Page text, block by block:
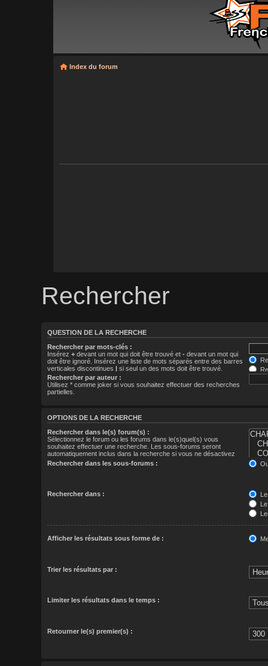
Index du forum
Rechercher
QUESTION DE LA RECHERCHE
Rechercher par mots-clés :
Insérez +devant un mot qui doit être trouvé et -devant un mot qui
doit être ignoré. Insérez une liste de mots séparés entre des barres
verticales discontinues |si seul un des mots doit être trouvé.
Utilisez * comme joker si vous souhaitez effectuer des recherches
partielles.
Rechercher par auteur :
Utilisez * comme joker si vous souhaitez effectuer des recherches
partielles.
OPTIONS DE LA RECHERCHE
Rechercher dans le(s) forum(s) :
Sélectionnez le forum ou les forums dans le(s)quel(s) vous
souhaitez effectuer une recherche. Les sous-forums seront
automatiquement inclus dans la recherche si vous ne désactivez
pas l’option « Rechercher dans les sous-forums » affichée ci-
Rechercher dans les sous-forums :
Rechercher dans :
Le
Afficher les résultats sous forme de :
Trier les résultats par :
Limiter les résultats dans le temps :
Retourner le(s) premier(s) :